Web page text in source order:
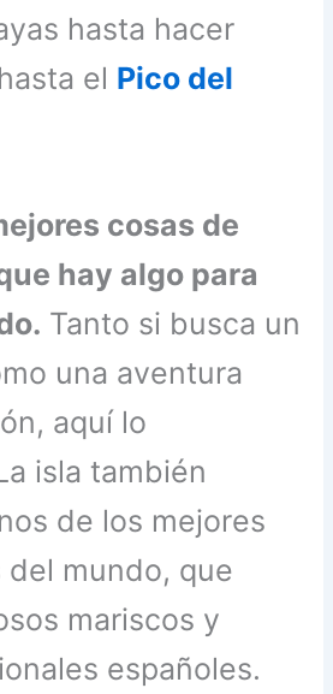
hasta hacer
el Pico del
cosas de
hay algo para
Tanto si busca un
una aventura
aquí lo
isla también
de los mejores
mundo, que
mariscos y
españoles.